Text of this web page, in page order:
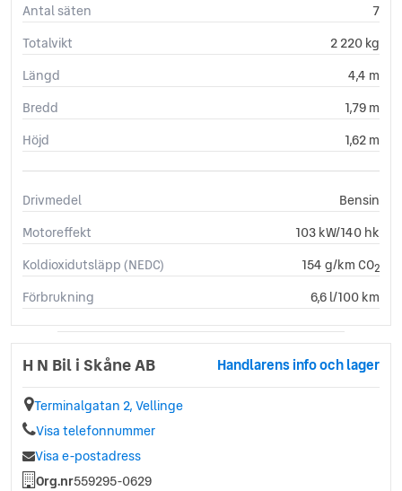
Antal säten
7
Totalvikt
2 220 kg
Längd
4,4 m
Bredd
1,79 m
Höjd
1,62 m
Drivmedel
Bensin
Motoreffekt
103 kW/140 hk
Koldioxidutsläpp (NEDC)
154 g/km CO2
Förbrukning 6,6 l/100 km
H N Bil i Skåne AB Handlarens info och lager
Terminalgatan 2, Vellinge
Visa telefonnummer
Visa e-postadress
Org.nr559295-0629